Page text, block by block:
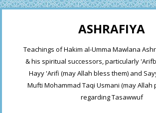
ASHRAFIYA
Teachings of Hakim al-Umma Mawlana
& his spiritual successors, particularly
Hayy 'Arifi (may Allah bless them) and
Mufti Mohammad Taqi Usmani (may Allah
regarding Tasawwuf